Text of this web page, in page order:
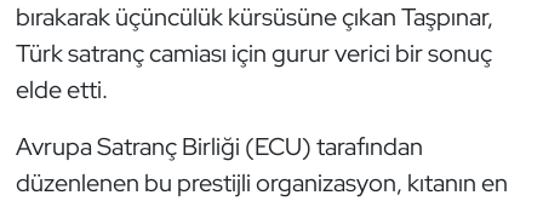
bırakarak üçüncülük kürsüsüne çıkan Taşpınar,
Türk satranç camiası için gurur verici bir sonuç
elde etti.
Avrupa Satranç Birliği (ECU) tarafından
düzenlenen bu prestijli organizasyon, kıtanın en
Halter
Hava Sporları
Hentbol